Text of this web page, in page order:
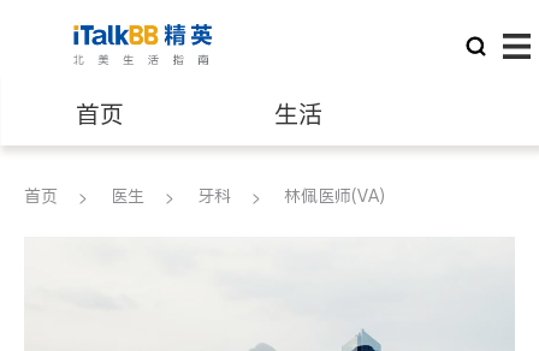
首页 生活
医生 律师
首页 医生 牙科 林佩医师(VA)